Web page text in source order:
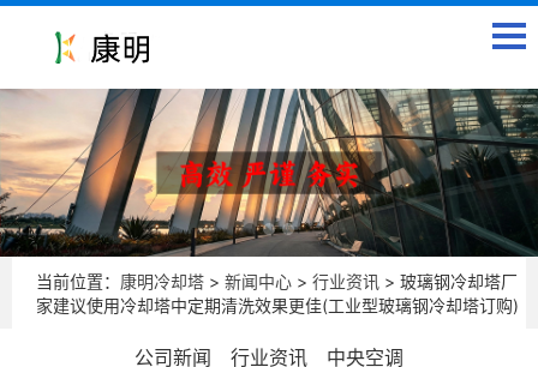
当前位置： 康明冷却塔 > 新闻中心 > 行业资讯 > 玻璃钢冷却塔厂
家建议使用冷却塔中定期清洗效果更佳(工业型玻璃钢冷却塔订购)
公司新闻 行业资讯 中央空调